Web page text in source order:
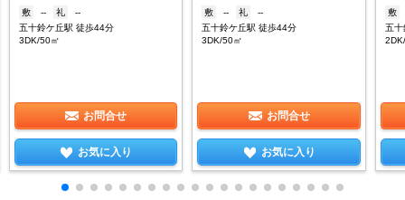
敷 -- 礼
--
五十鈴ケ丘駅 徒歩44分
3DK/50㎡
お問合せ
お気に入り
敷 -- 礼
--
五十鈴ケ丘駅 徒歩44分
3DK/50㎡
お問合せ
お気に入り
敷
五十